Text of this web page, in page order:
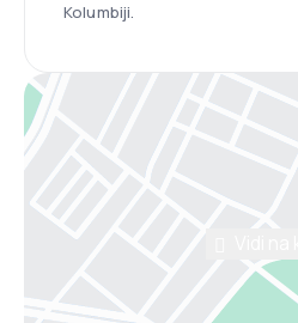
Kolumbiji.